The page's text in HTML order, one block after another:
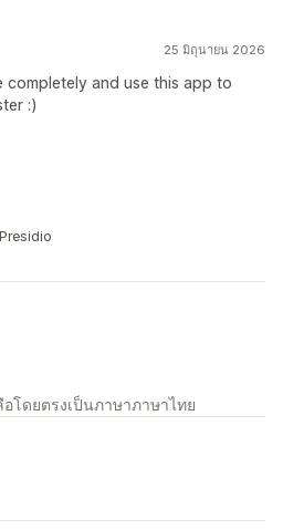
25 มิถุนายน 2026
and use this app to
:)
โดยตรงเป็นภาษาภาษาไทย